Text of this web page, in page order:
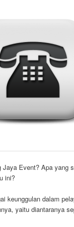
Jaya Event? Apa yang
ini?
keunggulan dalam
yaitu diantaranya